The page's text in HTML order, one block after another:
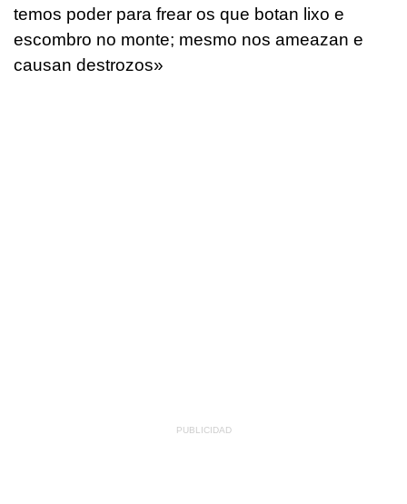
temos poder para frear os que botan lixo e
escombro no monte; mesmo nos ameazan e
causan destrozos»